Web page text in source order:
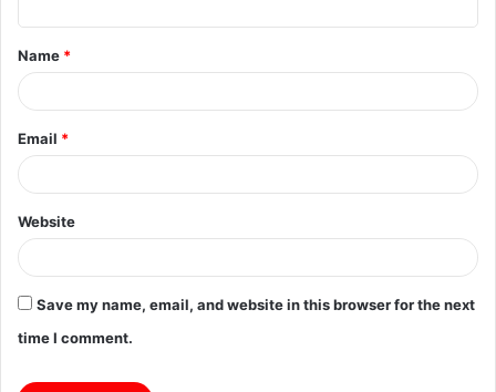
t
*
Name *
Email *
Website
Save my name, email, and website in this browser for the next
time I comment.